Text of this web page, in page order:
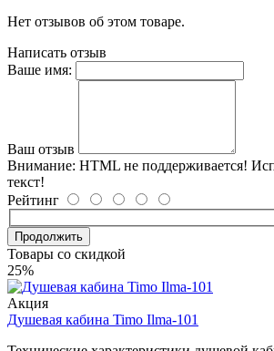
Нет отзывов об этом товаре.
Написать отзыв
Ваше имя:
Ваш отзыв
Внимание: HTML не поддерживается!
текст!
Рейтинг
Продолжить
Товары со скидкой
25%
Акция
Душевая кабина Timo Ilma-101